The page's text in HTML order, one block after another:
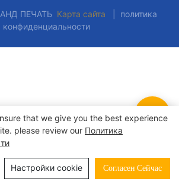
ПЕЧАТЬ Карта сайта
политика
конфиденциальности
that we give you the best experience
please review our Политика
Настройки cookie Согласен Сейчас